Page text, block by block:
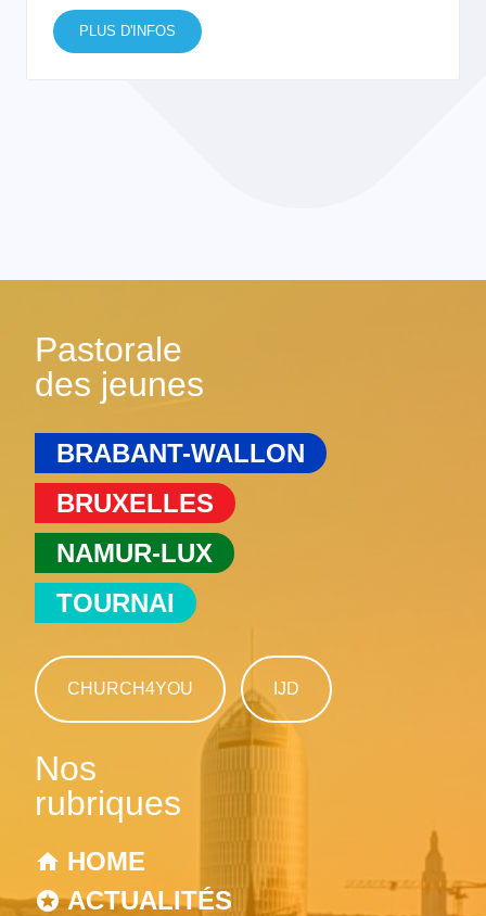
PLUS D'INFOS
Pastorale
des jeunes
BRABANT-WALLON
BRUXELLES
NAMUR-LUX
TOURNAI
CHURCH4YOU IJD
Nos
rubriques
HOME
ACTUALITÉS